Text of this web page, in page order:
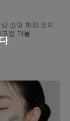
조명 화장 접이
업 거울